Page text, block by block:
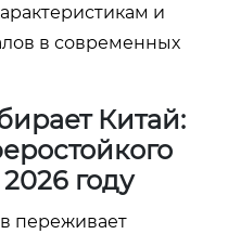
и
в современных
Китай:
году
переживает